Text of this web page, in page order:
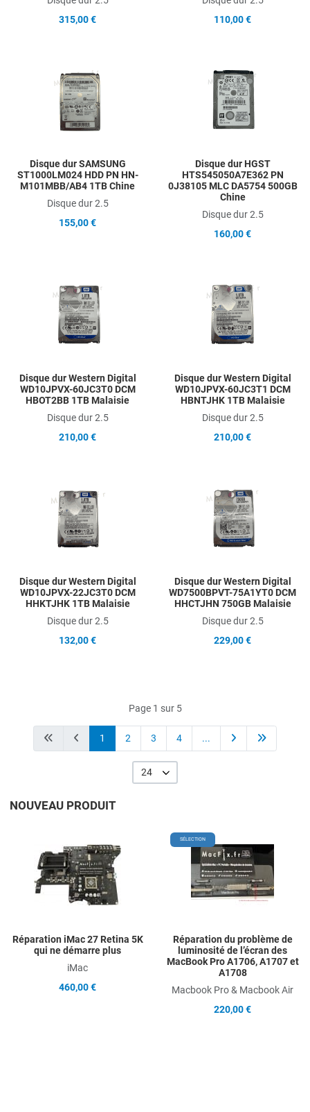
315,00 €
110,00 €
Add to Compare
Disque dur SAMSUNG
ST1000LM024 HDD PN HN-
M101MBB/AB4 1TB Chine
Disque dur 2.5
155,00 €
Disque dur HGST
HTS545050A7E362 PN
0J38105 MLC DA5754 500GB
Chine
Disque dur 2.5
160,00 €
Add to Compare
Disque dur Western Digital
WD10JPVX-60JC3T0 DCM
HBOT2BB 1TB Malaisie
Disque dur 2.5
210,00 €
Disque dur Western Digital
WD10JPVX-60JC3T1 DCM
HBNTJHK 1TB Malaisie
Disque dur 2.5
210,00 €
Add to Compare
Disque dur Western Digital
WD10JPVX-22JC3T0 DCM
HHKTJHK 1TB Malaisie
Disque dur 2.5
132,00 €
Disque dur Western Digital
WD7500BPVT-75A1YT0 DCM
HHCTJHN 750GB Malaisie
Disque dur 2.5
229,00 €
Page 1 sur 5
1 2 3 4 ...
24
NOUVEAU PRODUIT
Add to Wishlist
Add to Compare
Quick View
Réparation iMac 27 Retina 5K
qui ne démarre plus
iMac
460,00 €
SÉLECTION
Réparation du problème de
luminosité de l’écran des
MacBook Pro A1706, A1707 et
A1708
Macbook Pro & Macbook Air
220,00 €